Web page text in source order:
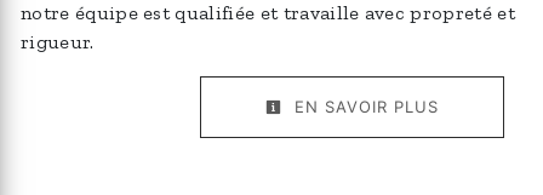
notre équipe est qualifiée et travaille avec propreté et
rigueur.
EN SAVOIR PLUS